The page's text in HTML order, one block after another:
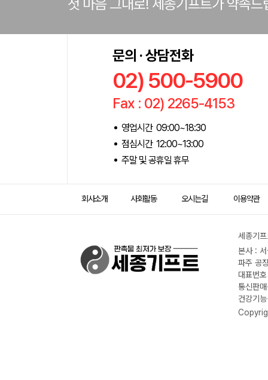
첫 마음 그대로! 세종기프트가 약속드
문의 · 상담전화
02) 500-5900
Fax : 02) 2265-4153
영업시간 09:00~18:30
점심시간 12:00~13:00
주말 및 공휴일 휴무
회사소개 사회활동 오시는길 이용약관
세종기
본사 :
파주 공
대표번
통신판
건강기